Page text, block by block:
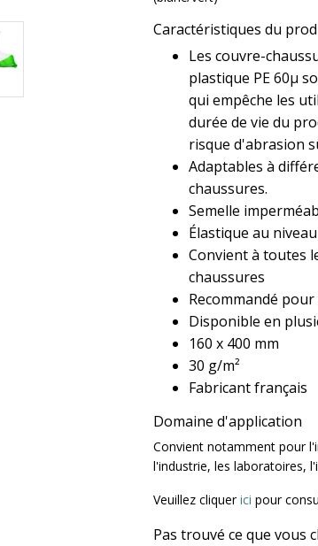
Caractéristiques du
Les couvre-
plastique PE 60μ
qui empêche les
durée de vie du
risque d'abrasion
Adaptables à
chaussures.
Semelle
Élastique au
Convient à toutes
chaussures
Recommandé
Disponible en
160 x 400 mm
30 g/m²
Fabricant français
Domaine d'application
Convient notamment pour
l'industrie, les laboratoires,
Veuillez cliquerici pour
Pas trouvé ce que vous